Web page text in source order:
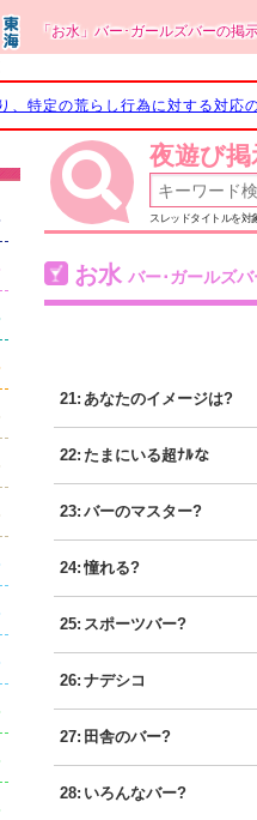
「お水」バー･ガールズバーの
、特定の荒らし行為に対する対応
夜遊び
スレッドタイトルを対
お水 バー･ガールズ
21: あなたのイメージは?
22: たまにいる超ﾅﾙな
23: バーのマスター?
24: 憧れる?
25: スポーツバー?
26: ナデシコ
27: 田舎のバー?
28: いろんなバー?